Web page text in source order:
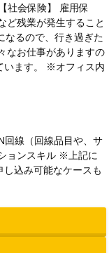
社会保険】 雇用保
ど残業が発生すること
なるので、行き過ぎた
なお仕事がありますの
います。 ※オフィス内
回線（回線品目や、サ
ョンスキル ※上記に
込み可能なケースも